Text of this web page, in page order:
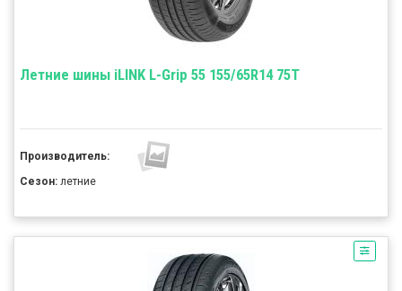
Летние шины iLINK L-Grip 55 155/65R14 75T
Производитель:
Сезон: летние